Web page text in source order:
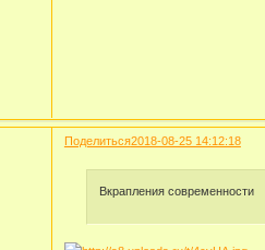
Поделиться2018-08-25 14:12:18
Вкрапления современности